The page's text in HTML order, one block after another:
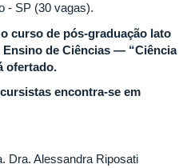
- SP (30 vagas).
curso de pós-graduação lato
de Ciências — “Ciência
ofertado.
encontra-se em
Dra. Alessandra Riposati